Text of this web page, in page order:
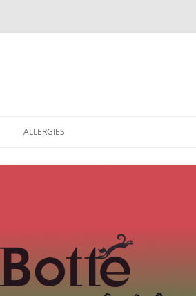
ALLERGIES